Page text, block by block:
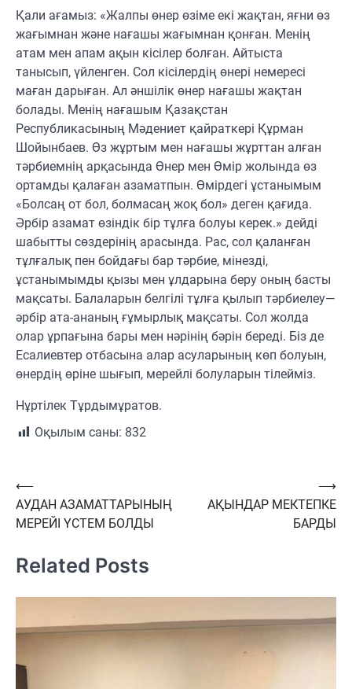
Қали ағамыз: «Жалпы өнер өзіме екі жақтан, яғни өз
жағымнан және нағашы жағымнан қонған. Менің
атам мен апам ақын кісілер болған. Айтыста
танысып, үйленген. Сол кісілердің өнері немересі
маған дарыған. Ал әншілік өнер нағашы жақтан
болады. Менің нағашым Қазақстан
Республикасының Мәдениет қайраткері Құрман
Шойынбаев. Өз жұртым мен нағашы жұрттан алған
тәрбиемнің арқасында Өнер мен Өмір жолында өз
ортамды қалаған азаматпын. Өмірдегі ұстанымым
«Болсаң от бол, болмасаң жоқ бол» деген қағида.
Әрбір азамат өзіндік бір тұлға болуы керек.» дейді
шабытты сөздерінің арасында. Рас, сол қаланған
тұлғалық пен бойдағы бар тәрбие, мінезді,
ұстанымымды қызы мен ұлдарына беру оның басты
мақсаты. Балаларын белгілі тұлға қылып тәрбиелеу—
әрбір ата-ананың ғұмырлық мақсаты. Сол жолда
олар ұрпағына бары мен нәрінің бәрін береді. Біз де
Есалиевтер отбасына алар асуларының көп болуын,
өнердің өріне шығып, мерейлі болуларын тілейміз.
Нұртілек Тұрдымұратов.
Оқылым саны: 832
Навигация
по
⟵
АУДАН АЗАМАТТАРЫНЫҢ
МЕРЕЙІ ҮСТЕМ БОЛДЫ
АҚЫНДАР МЕКТЕПКЕ
БАРДЫ
⟶
Related Posts